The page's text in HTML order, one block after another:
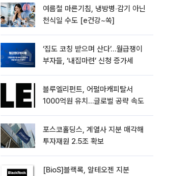
여름철 마른기침, 냉방병‧감기 아닌
천식일 수도 [e건강~쏙]
‘집도 코칭 받으며 산다’…월급쟁이
부자들, ‘내집마련’ 신청 증가세
블루엘리펀트, 어펄마캐피탈서
1000억원 유치…글로벌 공략 속도
포스코홀딩스, 계열사 지분 매각해
투자재원 2.5조 확보
[BioS]블랙록, 알테오젠 지분